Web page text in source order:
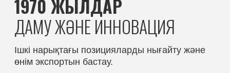
2010 ЖЫЛДАР
ТҰРАҚТЫ ДАМУ ЖӘНЕ
ЭЛЕКТРОМОБИЛЬДЕР